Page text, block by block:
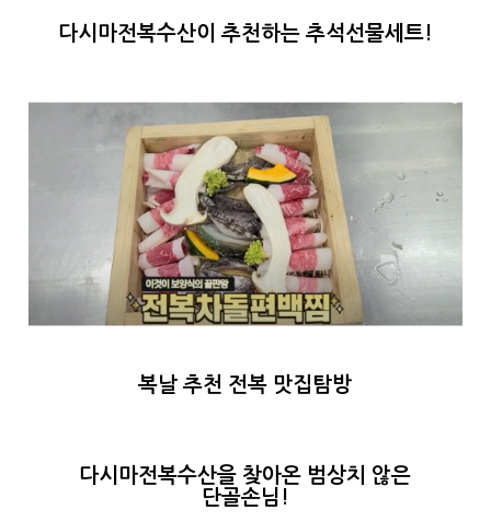
다시마전복수산이 추천하는 추석선물세트!
복날 추천 전복 맛집탐방
다시마전복수산을 찾아온 범상치 않은
단골손님!